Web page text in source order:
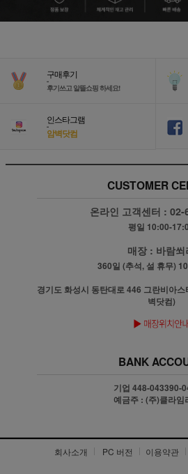
구매후기
-
후기쓰고 알뜰쇼핑 하세요!
인스타그램
-
암벽닷컴
CUSTOMER
온라인 고객센터 :02-
평일 10:00-
매장 : 바람쐬
360일 (추석, 설 휴무)
경기도 화성시 동탄대로 446 그란비아
벽닷컴)
BANK
기업 448-043390-
예금주 : (주)클라임
회사소개 PC 버전 이용약관